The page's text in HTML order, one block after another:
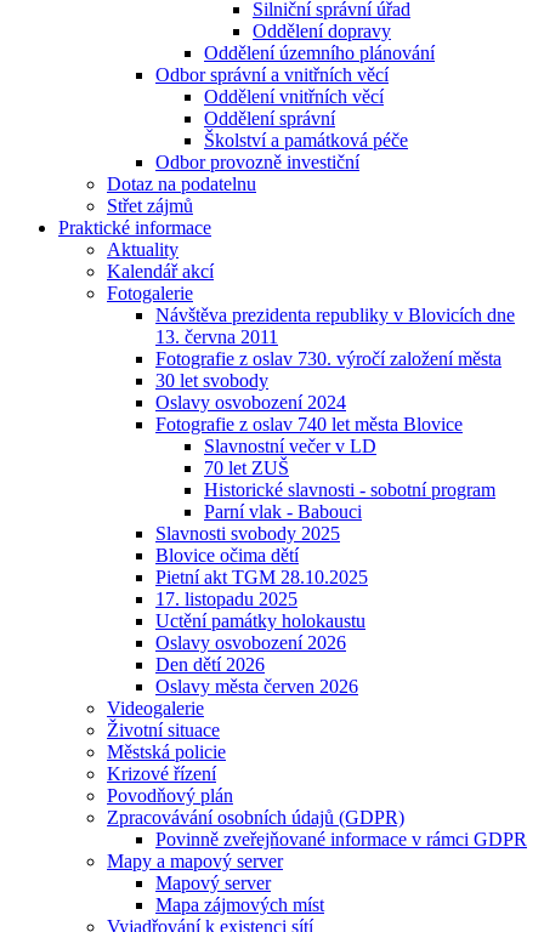
Silniční správní úřad
Oddělení dopravy
Oddělení územního plánování
Odbor správní a vnitřních věcí
Oddělení vnitřních věcí
Oddělení správní
Školství a památková péče
Odbor provozně investiční
Dotaz na podatelnu
Střet zájmů
Praktické informace
Aktuality
Kalendář akcí
Fotogalerie
Návštěva prezidenta republiky v Blovicích dne
13. června 2011
Fotografie z oslav 730. výročí založení města
30 let svobody
Oslavy osvobození 2024
Fotografie z oslav 740 let města Blovice
Slavnostní večer v LD
70 let ZUŠ
Historické slavnosti - sobotní program
Parní vlak - Babouci
Slavnosti svobody 2025
Blovice očima dětí
Pietní akt TGM 28.10.2025
17. listopadu 2025
Uctění památky holokaustu
Oslavy osvobození 2026
Den dětí 2026
Oslavy města červen 2026
Videogalerie
Životní situace
Městská policie
Krizové řízení
Povodňový plán
Zpracovávání osobních údajů (GDPR)
Povinně zveřejňované informace v rámci GDPR
Mapy a mapový server
Mapový server
Mapa zájmových míst
Vyjadřování k existenci sítí